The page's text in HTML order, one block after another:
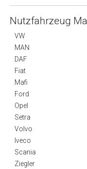
Nutzfahrzeug
VW
MAN
DAF
Fiat
Mafi
Ford
Opel
Setra
Volvo
Iveco
Scania
Ziegler